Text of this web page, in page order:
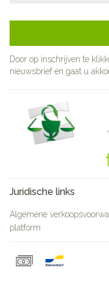
Door op inschrijven te
nieuwsbrief en gaat u
Juridische links
Algemene
platform